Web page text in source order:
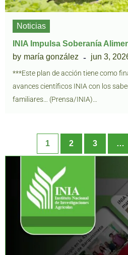
Noticias
INIA Impulsa Soberanía
by maría gonzález jun 3,
***Este plan de acción tiene como
avances científicos INIA con los
familiares… (Prensa/INIA)…
1 2 3 …